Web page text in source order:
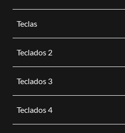
Teclas
Teclados 2
Teclados 3
Teclados 4